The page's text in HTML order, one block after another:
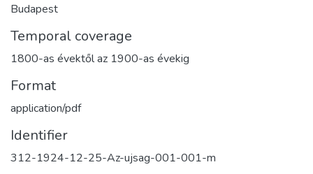
Budapest
Temporal coverage
1800-as évektől az 1900-as évekig
Format
application/pdf
Identifier
312-1924-12-25-Az-ujsag-001-001-m